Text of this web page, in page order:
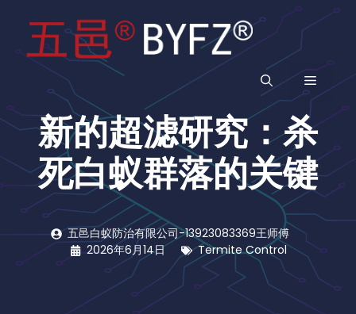
菜
单
新的超滤研究：杀
死白蚁群落的关键
五邑白蚁防治有限公司-13923083369王师傅
2026年6月14日
Termite Control